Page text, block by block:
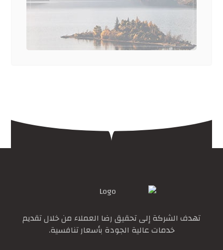
تهدف الشركة إلى تحقيق رضا العملاء من خلال تقديم
خدمات عالية الجودة بأسعار تنافسية.